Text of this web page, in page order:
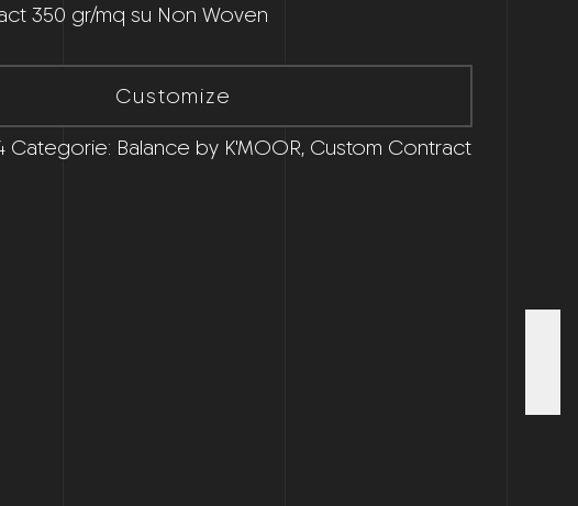
350 gr/mq su Non Woven
Customize
Categorie: Balance by K'MOOR, Custom Contract